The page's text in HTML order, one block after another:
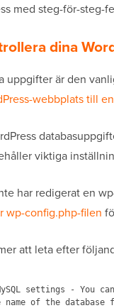
med steg-för-steg-
dina
uppgifterär den
webbplats till
viktiga
har redigerat en
wp-config.php-filen
att leta efter
settings - You
name of the database